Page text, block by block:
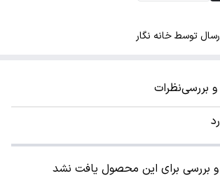
توسط خانه نگار
و بررسینظرات
بررسی برای این محصول یافت نشد